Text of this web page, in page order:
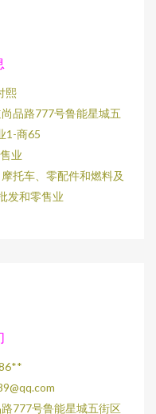
熙
品路777号鲁能星城五
1-商65
业
托车、零配件和燃料及
发和零售业
777号鲁能星城五街区